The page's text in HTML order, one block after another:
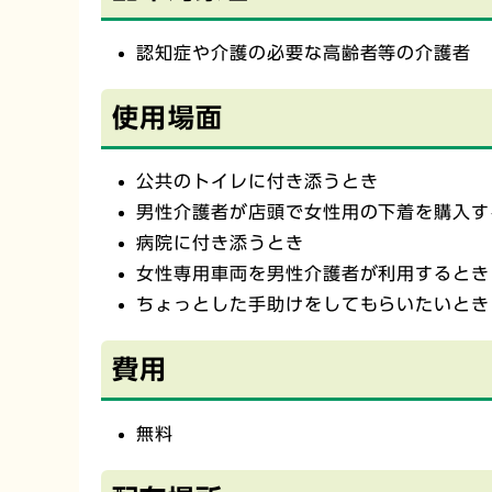
認知症や介護の必要な高齢者等の介護者
使用場面
公共のトイレに付き添うとき
男性介護者が店頭で女性用の下着を購入
病院に付き添うとき
女性専用車両を男性介護者が利用するとき
ちょっとした手助けをしてもらいたいとき
費用
無料